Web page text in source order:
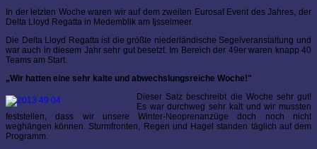
In der letzten Woche waren wir auf dem zweiten Eurosaf Event des Jahres, der
Delta Lloyd Regatta in Medemblik am Ijsselmeer.
Die Delta Lloyd Regatta ist die größte niederländische Segelveranstaltung und
war auch in diesem Jahr sehr gut besetzt. Im Bereich der 49er waren knapp 40
Teams am Start.
„Wir hatten eine sehr kalte und abwechslungsreiche Woche!"
Dieser Satz beschreibt die Woche sehr gut!
Es war durchweg sehr kalt und wir mussten
feststellen, dass wir unsere Winter-Neoprenanzüge doch noch nicht
weghängen können. Sturmfronten, Regen und Hagel standen täglich auf dem
Programm.